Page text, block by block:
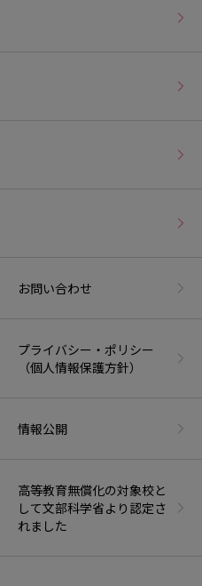
お問い合わせ
プライバシー・ポリシー
（個人情報保護方針）
情報公開
高等教育無償化の対象校と
して文部科学省より認定さ
れました